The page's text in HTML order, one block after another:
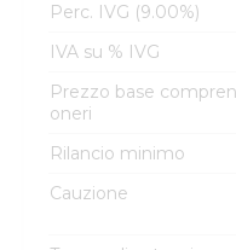
Perc. IVG (9.00%)
IVA su % IVG
Prezzo base
oneri
Rilancio minimo
Cauzione